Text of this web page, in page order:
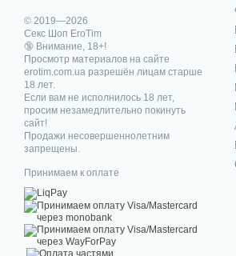
© 2019—2026
Секс Шоп EroTim
🔞 Внимание, 18+!
Просмотр материалов на сайте
erotim.com.ua разрешён лицам старше
18 лет.
Если вам не исполнилось 18 лет,
просим незамедлительно покинуть
сайт!
Продажи несовершеннолетним
запрещены.
Принимаем к оплате